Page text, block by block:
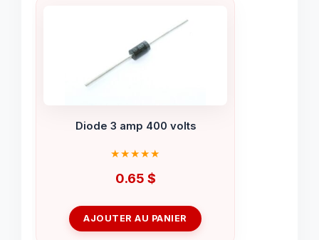
Diode 3 amp 400 volts
0.65 $
AJOUTER AU PANIER